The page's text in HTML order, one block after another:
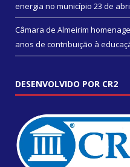
energia no município 23 de
Câmara de Almeirim
anos de contribuição à
DESENVOLVIDO POR CR2